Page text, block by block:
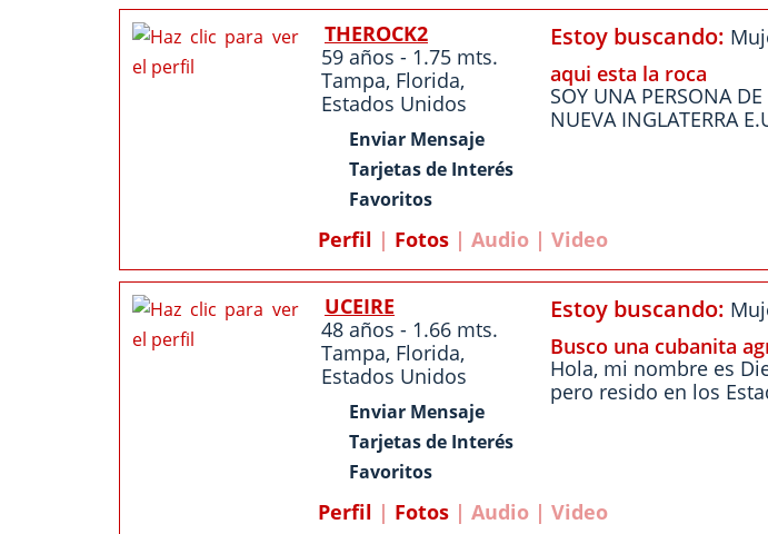
THEROCK2
59 años - 1.75 mts.
Tampa, Florida,
Estados Unidos
Enviar Mensaje
Tarjetas de Interés
Favoritos
Estoy buscando:
aqui esta la roca
SOY UNA PERSONA
NUEVA INGLATERRA
Perfil | Fotos | Audio | Video
UCEIRE
48 años - 1.66 mts.
Tampa, Florida,
Estados Unidos
Enviar Mensaje
Tarjetas de Interés
Favoritos
Estoy buscando:
Busco una cubanita
Hola, mi nombre es
pero resido en los
Perfil | Fotos | Audio | Video